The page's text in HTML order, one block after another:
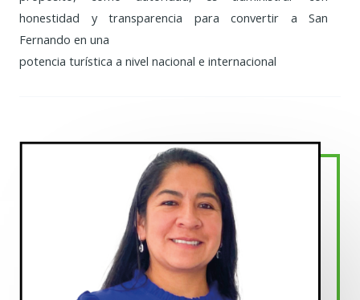
honestidad y transparencia para convertir a San
Fernando en una
potencia turística a nivel nacional e internacional